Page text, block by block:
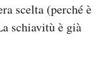
scelta (perché è
schiavitù è già